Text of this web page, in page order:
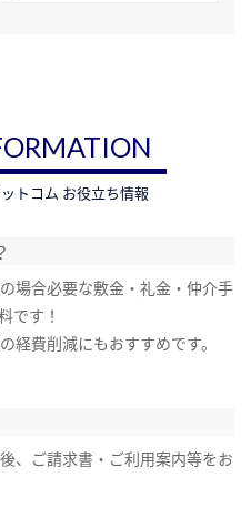
トコム お役立ち情報
場合必要な敷金・礼金・仲介手
です！
経費削減にもおすすめです。
、ご請求書・ご利用案内等をお